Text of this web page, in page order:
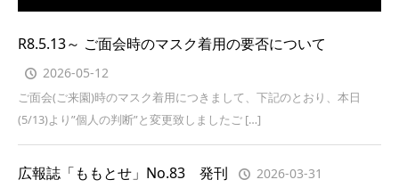
R8.5.13～ ご面会時のマスク着用の要否について
2026-05-12
ご面会(ご来園)時のマスク着用につきまして、下記のとおり、本日
(5/13)より”個人の判断”と変更致しましたご […]
広報誌「ももとせ」No.83 発刊 2026-03-31